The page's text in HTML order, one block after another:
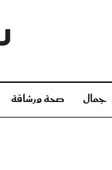
جمال صحة ورشاقة